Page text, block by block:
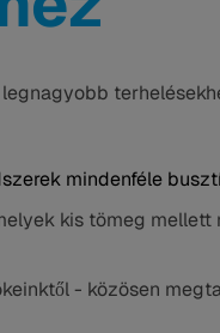
mindenféle
kis tömeg mellett
- közösen